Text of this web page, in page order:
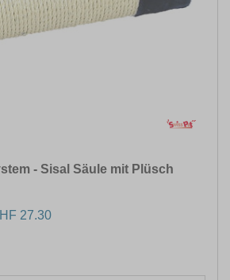
- Sisal Säule mit Plüsch
27.30